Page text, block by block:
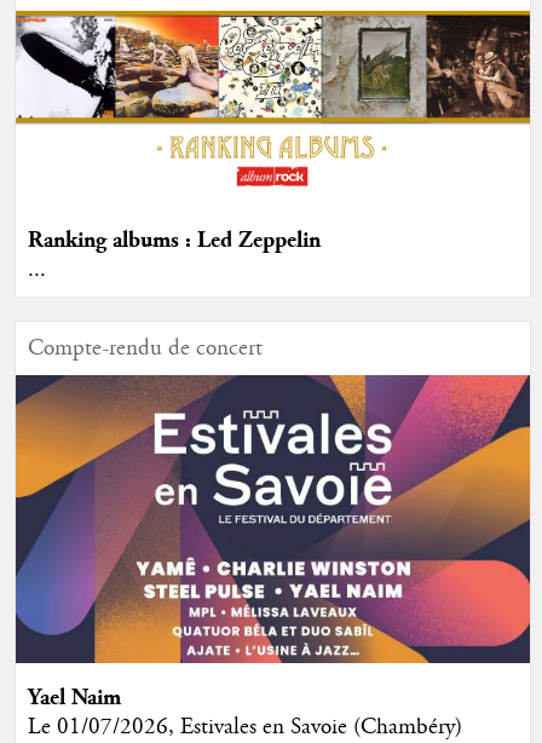
Ranking albums : Led Zeppelin
...
Compte-rendu de concert
Yael Naim
Le 01/07/2026, Estivales en Savoie (Chambéry)